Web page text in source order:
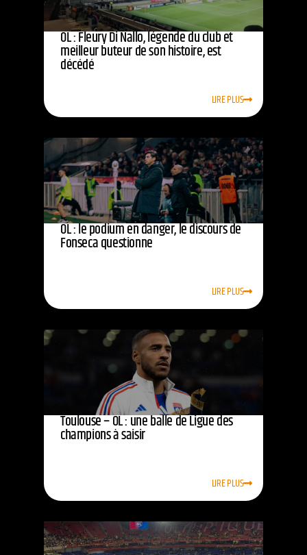
OL : Fleury Di Nallo, légende du club et
meilleur buteur de son histoire, est
décédé
LIRE PLUS
OL : le podium en danger, le discours de
Fonseca questionne
LIRE PLUS
Toulouse – OL : une balle de Ligue des
champions à saisir
LIRE PLUS